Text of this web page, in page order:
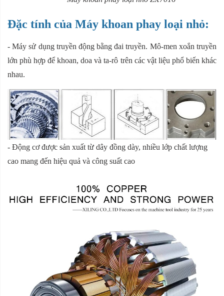
Đặc tính của Máy khoan phay loại nhỏ:
- Máy sử dụng truyền động bằng đai truyền. Mô-men xoắn truyền
lớn phù hợp để khoan, doa và ta-rô trên các vật liệu phổ biến khác
nhau.
- Động cơ được sản xuất từ dây đồng dày, nhiều lớp chất lượng
cao mang đến hiệu quả và công suất cao